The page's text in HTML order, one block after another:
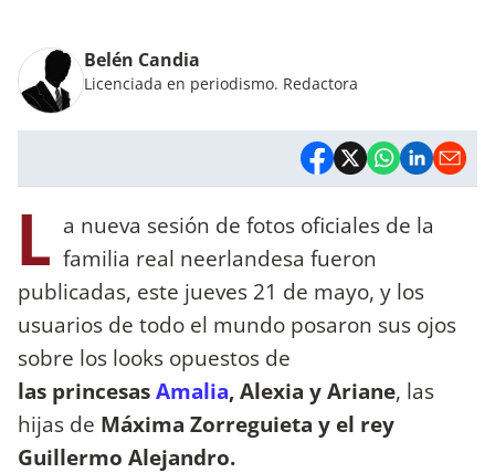
Belén Candia
Licenciada en periodismo. Redactora
L a nueva sesión de fotos oficiales de la
familia real neerlandesa fueron
publicadas, este jueves 21 de mayo, y los
usuarios de todo el mundo posaron sus ojos
sobre los looks opuestos de
las princesasAmalia, Alexia y Ariane, las
hijas de Máxima Zorreguieta y el rey
Guillermo Alejandro.